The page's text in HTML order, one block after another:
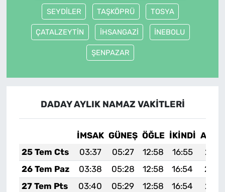
SEYDİLER TAŞKÖPRÜ TOSYA
ÇATALZEYTİN İHSANGAZİ İNEBOLU
ŞENPAZAR
DADAY AYLIK NAMAZ VAKITLERI
İMSAK GÜNEŞ ÖĞLE İKINDI
25 Tem Cts
03:37 05:27 12:58 16:55
26 Tem Paz
03:38 05:28 12:58 16:54
27 Tem Pts
03:40 05:29 12:58 16:54